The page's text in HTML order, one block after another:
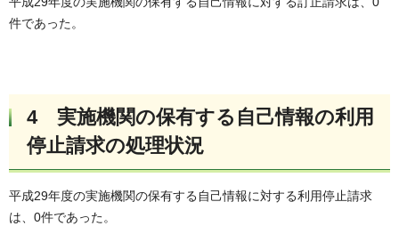
件であった。
4 実施機関の保有する自己情報の利用
停止請求の処理状況
平成29年度の実施機関の保有する自己情報に対する利用停止請求
は、0件であった。